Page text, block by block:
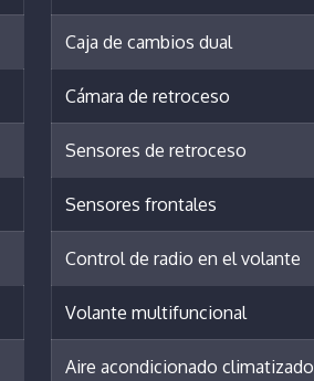
Caja de cambios dual
Cámara de retroceso
Sensores de retroceso
Sensores frontales
Control de radio en el volante
Volante multifuncional
Aire acondicionado climatizado